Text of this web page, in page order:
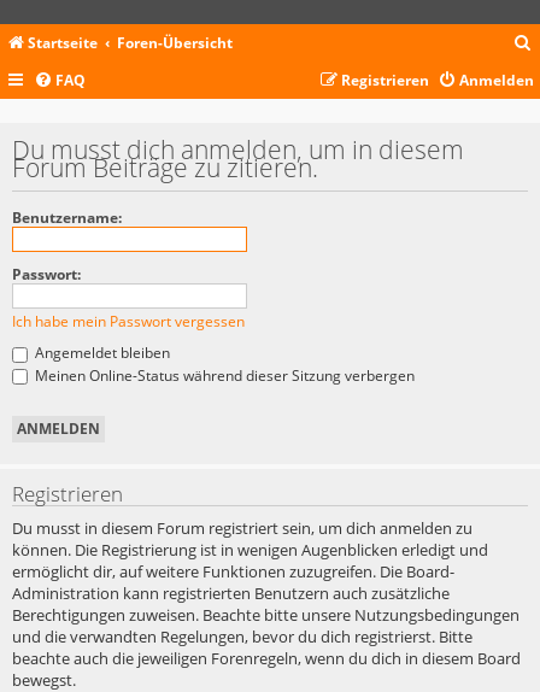
Startseite Foren-Übersicht
c
FAQ Anmelden
Registrieren
Du musst dich anmelden, um in diesem
Forum Beiträge zu zitieren.
Benutzername:
Passwort:
Ich habe mein Passwort vergessen
Angemeldet bleiben
Meinen Online-Status während dieser Sitzung verbergen
Registrieren
Du musst in diesem Forum registriert sein, um dich anmelden zu
können. Die Registrierung ist in wenigen Augenblicken erledigt und
ermöglicht dir, auf weitere Funktionen zuzugreifen. Die Board-
Administration kann registrierten Benutzern auch zusätzliche
Berechtigungen zuweisen. Beachte bitte unsere Nutzungsbedingungen
und die verwandten Regelungen, bevor du dich registrierst. Bitte
beachte auch die jeweiligen Forenregeln, wenn du dich in diesem Board
bewegst.